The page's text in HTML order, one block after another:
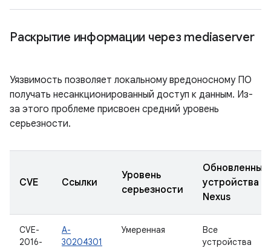
Раскрытие информации через mediaserver
Уязвимость позволяет локальному вредоносному ПО
получать несанкционированный доступ к данным. Из-
за этого проблеме присвоен средний уровень
серьезности.
CVE Ссылки
Уровень
серьезности
Обновленные
устройства
Nexus
CVE-
2016-
A-
30204301
Умеренная
Все
устройства